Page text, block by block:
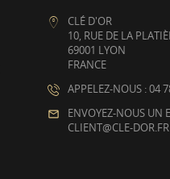
CLÉ D'OR
10, RUE DE LA
69001 LYON
FRANCE
APPELEZ-NOUS : 04
ENVOYEZ-NOUS UN
CLIENT@CLE-DOR.FR